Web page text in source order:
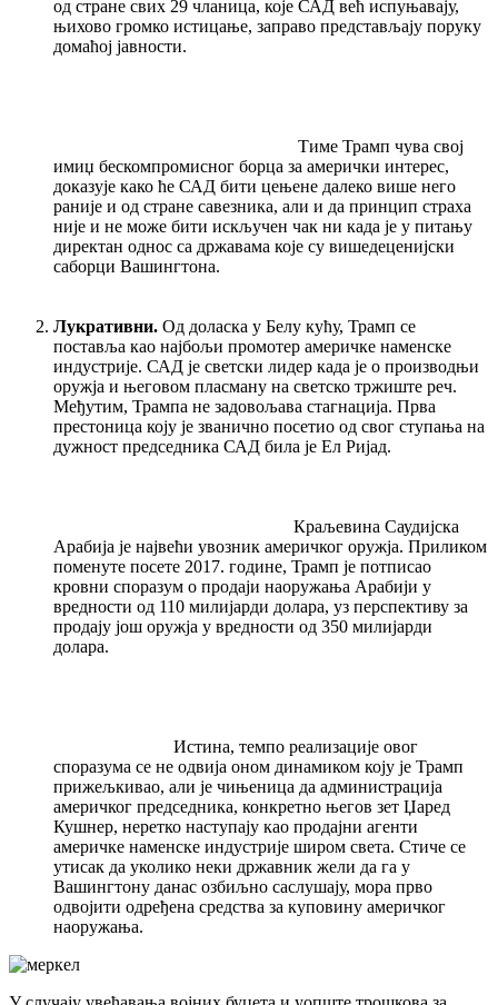
од стране свих 29 чланица, које САД већ испуњавају,
њихово громко истицање, заправо представљају поруку
домаћој јавности.
Тиме Трамп чува свој
имиџ бескомпромисног борца за амерички интерес,
доказује како ће САД бити цењене далеко више него
раније и од стране савезника, али и да принцип страха
није и не може бити искључен чак ни када је у питању
директан однос са државама које су вишедеценијски
саборци Вашингтона.
Лукративни. Од доласка у Белу кућу, Трамп се
поставља као најбољи промотер америчке наменске
индустрије. САД је светски лидер када је о производњи
оружја и његовом пласману на светско тржиште реч.
Међутим, Трампа не задовољава стагнација. Прва
престоница коју је званично посетио од свог ступања на
дужност председника САД била је Ел Ријад.
Краљевина Саудијска
Арабија је највећи увозник америчког оружја. Приликом
поменуте посете 2017. године, Трамп је потписао
кровни споразум о продаји наоружања Арабији у
вредности од 110 милијарди долара, уз перспективу за
продају још оружја у вредности од 350 милијарди
долара.
Истина, темпо реализације овог
споразума се не одвија оном динамиком коју је Трамп
прижељкивао, али је чињеница да администрација
америчког председника, конкретно његов зет Џаред
Кушнер, неретко наступају као продајни агенти
америчке наменске индустрије широм света. Стиче се
утисак да уколико неки државник жели да га у
Вашингтону данас озбиљно саслушају, мора прво
одвојити одређена средства за куповину америчког
наоружања.